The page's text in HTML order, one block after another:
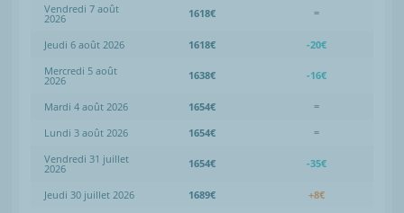
Vendredi 7 août
2026 1618€ =
Jeudi 6 août 2026 1618€
-20€
Mercredi 5 août
2026 1638€ -16€
Mardi 4 août 2026 1654€
=
Lundi 3 août 2026
1654€
=
Vendredi 31 juillet
2026 1654€ -35€
Jeudi 30 juillet 2026 1689€ +8€